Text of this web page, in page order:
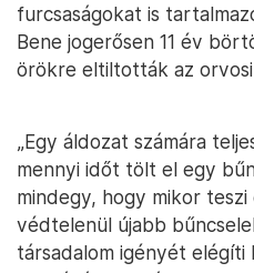
furcsaságokat is
Bene jogerősen 11 év
örökre eltiltották az orvosi
„Egy áldozat számára
mennyi időt tölt el egy
mindegy, hogy mikor
védtelenül újabb
társadalom igényét